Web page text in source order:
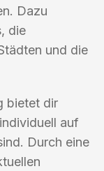
Dazu
die
und die
bietet dir
auf
Durch eine